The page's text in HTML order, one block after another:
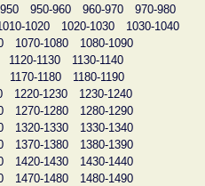
950-960 960-970
970-980
1020 1020-1030
1030-1040
1070-1080
1080-1090
1120-1130
1130-1140
1170-1180
1180-1190
1220-1230
1230-1240
1270-1280
1280-1290
1320-1330
1330-1340
1370-1380
1380-1390
1420-1430
1430-1440
1470-1480
1480-1490